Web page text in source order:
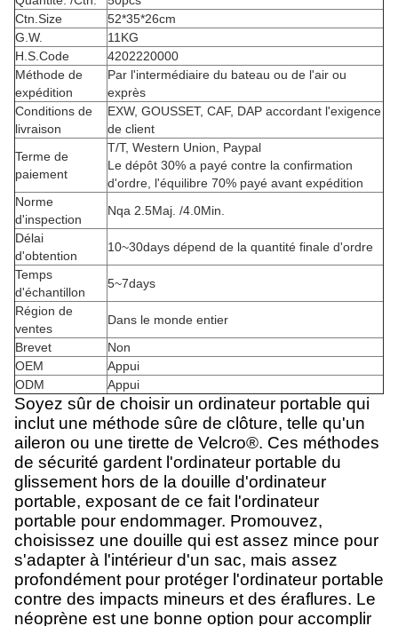
Ctn.Size
52*35*26cm
G.W.
11KG
H.S.Code
4202220000
Méthode de
expédition
Par l'intermédiaire du bateau ou de l'air ou
exprès
Conditions de
livraison
EXW, GOUSSET, CAF, DAP accordant l'exigence
de client
Terme de
paiement
T/T, Western Union, Paypal
Le dépôt 30% a payé contre la confirmation
d'ordre, l'équilibre 70% payé avant expédition
Norme
d'inspection
Nqa 2.5Maj. /4.0Min.
Délai
d'obtention
10~30days dépend de la quantité finale d'ordre
Temps
d'échantillon
5~7days
Région de
ventes
Dans le monde entier
Brevet
Non
OEM
Appui
ODM
Appui
Soyez sûr de choisir un ordinateur portable qui
inclut une méthode sûre de clôture, telle qu'un
aileron ou une tirette de Velcro®. Ces méthodes
de sécurité gardent l'ordinateur portable du
glissement hors de la douille d'ordinateur
portable, exposant de ce fait l'ordinateur
portable pour endommager. Promouvez,
choisissez une douille qui est assez mince pour
s'adapter à l'intérieur d'un sac, mais assez
profondément pour protéger l'ordinateur portable
contre des impacts mineurs et des éraflures. Le
néoprène est une bonne option pour accomplir